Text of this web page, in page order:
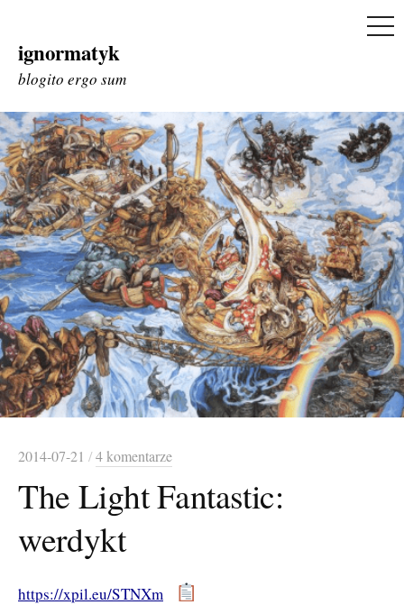
Skip
to
ignormatyk
blogito ergo sum
2014-07-21 /4 komentarze
The Light Fantastic:
werdykt
https://xpil.eu/STNXm